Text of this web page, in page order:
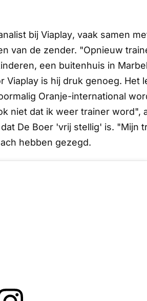
bij Viaplay, vaak samen
van de zender. "Opnieuw
een buitenhuis in
Viaplay is hij druk genoeg. Het
Oranje-international
niet dat ik weer trainer word",
De Boer 'vrij stellig' is. "Mijn
hebben gezegd.